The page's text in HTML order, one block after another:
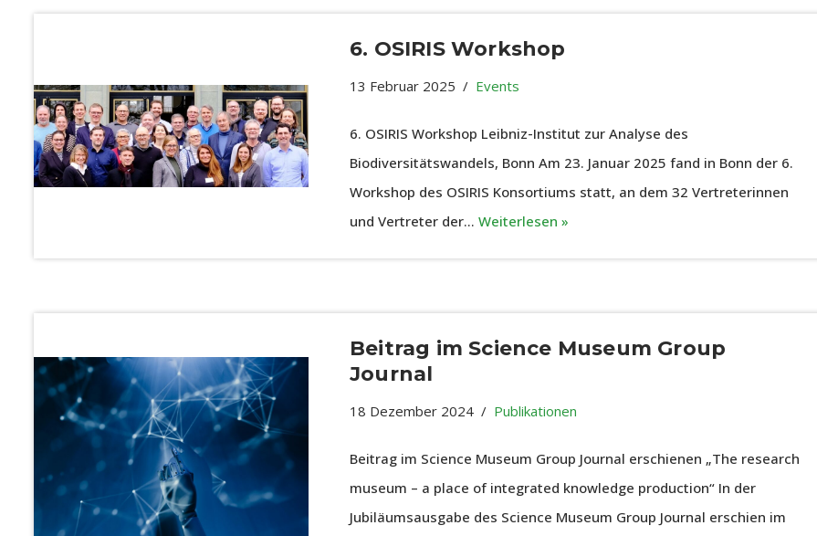
6. OSIRIS Workshop
13 Februar 2025 Events
6. OSIRIS Workshop Leibniz-Institut zur Analyse des
Biodiversitätswandels, Bonn Am 23. Januar 2025 fand in Bonn der 6.
Workshop des OSIRIS Konsortiums statt, an dem 32 Vertreterinnen
und Vertreter der… Weiterlesen »
Beitrag im Science Museum Group
Journal
18 Dezember 2024 Publikationen
Beitrag im Science Museum Group Journal erschienen „The research
museum – a place of integrated knowledge production“ In der
Jubiläumsausgabe des Science Museum Group Journal erschien im